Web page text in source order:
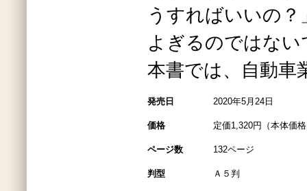
うすればいいの
よぎるのではな
本書では、自動
発売日 2020年5月24日
価格 定価1,320円（本体価
ページ数 132ページ
判型 Ａ５判